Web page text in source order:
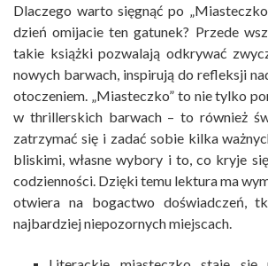
Dlaczego warto sięgnąć po
dzień omijacie ten gatunek? Przede
takie książki pozwalają odkrywać
nowych barwach, inspirują do refleksji
otoczeniem. „Miasteczko” to nie tylko
w thrillerskich barwach – to również
zatrzymać się i zadać sobie kilka
bliskimi, własne wybory i to, co kryje
codzienności. Dzięki temu lektura ma
otwiera na bogactwo doświadczeń,
najbardziej niepozornych miejscach.